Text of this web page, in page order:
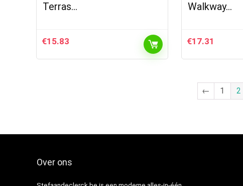
Terras…
€15.83
Walkway…
€17.31
← 1 2
Over ons